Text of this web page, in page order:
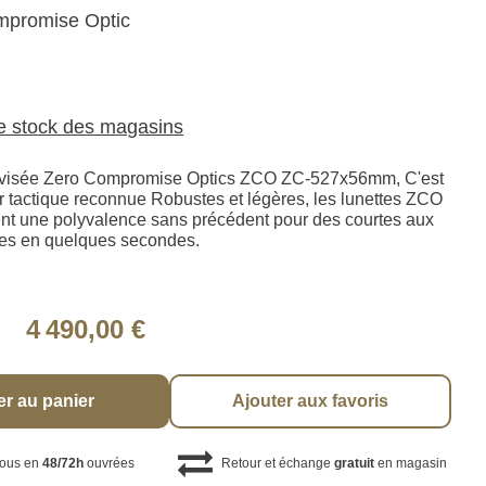
Optic
stock des magasins
Zero Compromise Optics ZCO ZC-527x56mm, C'est
tactique reconnue Robustes et légères, les lunettes ZCO
une polyvalence sans précédent pour des courtes aux
en quelques secondes.
4 490,00 €
au panier Ajouter aux favoris
en48/72h ouvrées Retour et échange gratuiten magasin